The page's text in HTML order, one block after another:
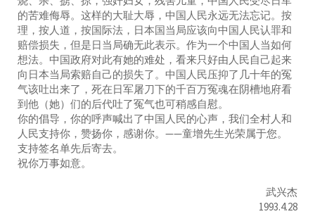
的苦难侮辱。这样的大耻大辱，中国人民永远无法忘记。按
理，按人道，按国际法，日本国当局应该向中国人民认罪和
赔偿损失，但是日当局确无此表示。作为一个中国人当如何
想法。中国政府对此有她的难处，看来只好由人民自己起来
向日本当局索赔自己的损失了。中国人民压抑了几十年的冤
气该吐出来了，死在日军屠刀下的千百万冤魂在阴槽地府看
到他（她）们的后代吐了冤气也可稍感自慰。
你的倡导，你的呼声喊出了中国人民的心声，我们全村人和
人民支持你，赞扬你，感谢你。——童增先生光荣属于您。
支持签名单先后寄去。
祝你万事如意。
武兴杰
1993.4.28